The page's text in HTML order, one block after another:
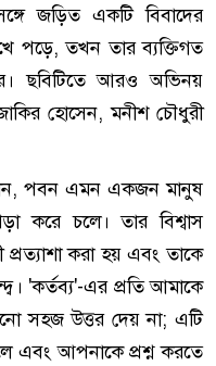
জড়িত একটি বিবাদের
পড়ে, তখন তার ব্যক্তিগত
ছবিটিতে আরও অভিনয়
হোসেন, মনীশ চৌধুরী
পবন এমন একজন মানুষ
করে চলে। তার বিশ্বাস
করা হয় এবং তাকে
'কর্তব্য'-এর প্রতি আমাকে
সহজ উত্তর দেয় না; এটি
এবং আপনাকে প্রশ্ন করতে